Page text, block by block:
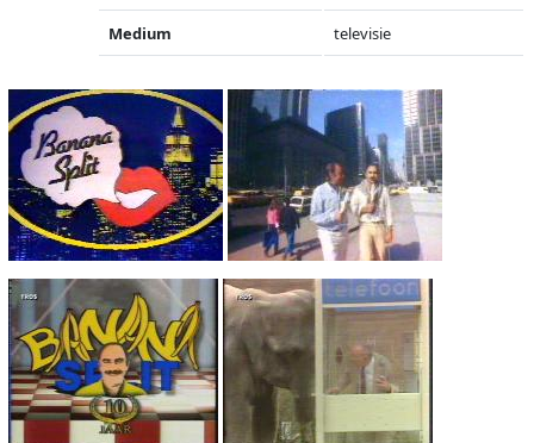
Medium televisie